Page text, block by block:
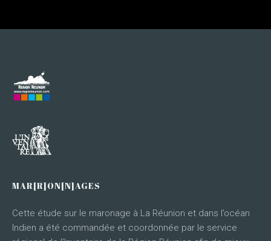
MAR[R]ON[N]AGES
Cette étude sur le maronage à La Réunion et dans l’océan
Indien a été commandée et coordonnée par le service